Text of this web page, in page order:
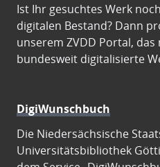
Ist Ihr gesuchtes Werk
digitalen Bestand? Dann
unserem ZVDD Portal, das
bundesweit digitalisierte
DigiWunschbuch
Die Niedersächsische
Universitätsbibliothek